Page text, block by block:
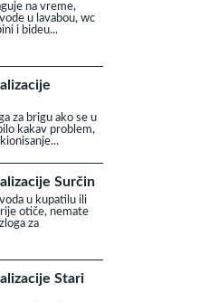
na vreme,
u lavabou, wc
i bideu...
za brigu ako se u
kakav problem,
Surčin
u kupatilu ili
otiče, nemate
za
Stari